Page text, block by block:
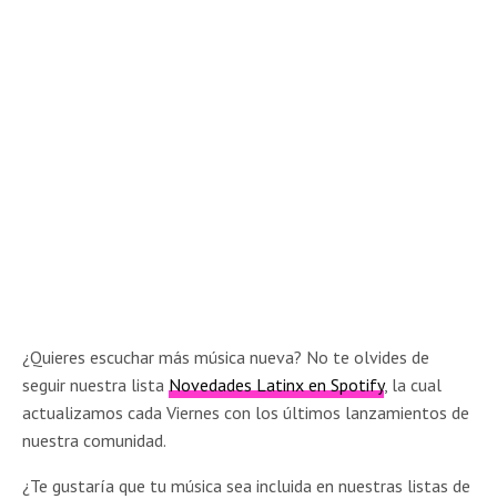
¿Quieres escuchar más música nueva? No te olvides de
seguir nuestra lista Novedades Latinx en Spotify, la cual
actualizamos cada Viernes con los últimos lanzamientos de
nuestra comunidad.
¿Te gustaría que tu música sea incluida en nuestras listas de